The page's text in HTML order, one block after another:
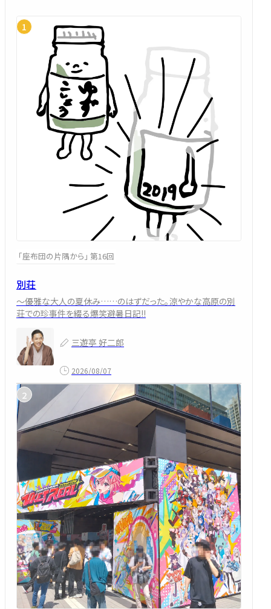
「座布団の片隅から」 第16回
別荘
～優雅な大人の夏休み……のはずだった。涼やかな高原の別
荘での珍事件を綴る爆笑避暑日記!!
三遊亭 好二郎
2026/08/07